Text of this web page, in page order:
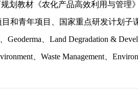
划教材《农化产品高效利用与管理
和青年项目、国家重点研发计划
Geoderma Land Degradation &
Waste Management